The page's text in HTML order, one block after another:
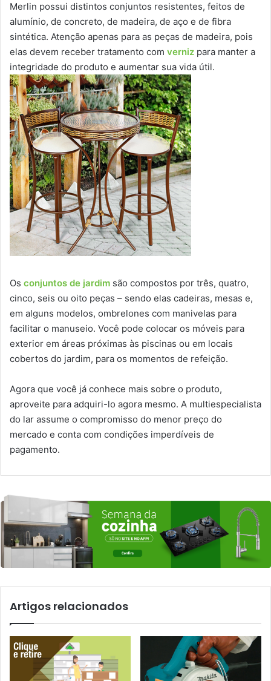
Merlin possui distintos conjuntos resistentes, feitos de
alumínio, de concreto, de madeira, de aço e de fibra
sintética. Atenção apenas para as peças de madeira, pois
elas devem receber tratamento com verniz para manter a
integridade do produto e aumentar sua vida útil.
Os conjuntos de jardim são compostos por três, quatro,
cinco, seis ou oito peças – sendo elas cadeiras, mesas e,
em alguns modelos, ombrelones com manivelas para
facilitar o manuseio. Você pode colocar os móveis para
exterior em áreas próximas às piscinas ou em locais
cobertos do jardim, para os momentos de refeição.
Agora que você já conhece mais sobre o produto,
aproveite para adquiri-lo agora mesmo. A multiespecialista
do lar assume o compromisso do menor preço do
mercado e conta com condições imperdíveis de
pagamento.
Artigos relacionados